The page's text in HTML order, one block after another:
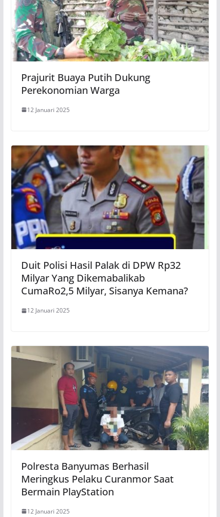
Prajurit Buaya Putih Dukung
Perekonomian Warga
12 Januari 2025
Duit Polisi Hasil Palak di DPW Rp32
Milyar Yang Dikemabalikab
CumaRo2,5 Milyar, Sisanya Kemana?
12 Januari 2025
Polresta Banyumas Berhasil
Meringkus Pelaku Curanmor Saat
Bermain PlayStation
12 Januari 2025